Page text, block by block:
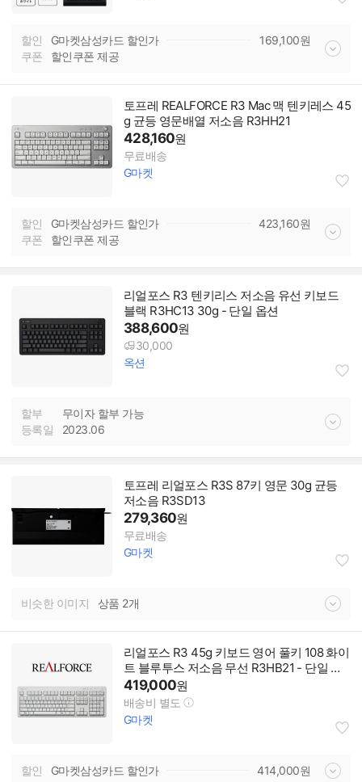
할인 G마켓삼성카드 할인가 169,100원
쿠폰
할인쿠폰 제공
토프레 REALFORCE R3 Mac 맥 텐키레스 45
g 균등 영문배열 저소음 R3HH21
428,160원
무료배송
G마켓
할인 G마켓삼성카드 할인가 423,160원
쿠폰
할인쿠폰 제공
리얼포스 R3 텐키리스 저소음 유선 키보드
블랙 R3HC13 30g - 단일 옵션
388,600원
30,000
옥션
할부
무이자 할부 가능
등록일
2023.06
토프레 리얼포스 R3S 87키 영문 30g 균등
저소음 R3SD13
279,360원
무료배송
G마켓
비슷한 이미지 상품 2개
리얼포스 R3 45g 키보드 영어 풀키 108 화이
트 블루투스 저소음 무선 R3HB21 - 단일 옵
션
419,000원
배송비 별도
G마켓
할인 G마켓삼성카드 할인가 414,000원